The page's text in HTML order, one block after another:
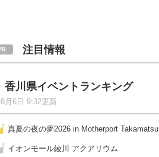
注目情報
香川県イベントランキング
8月6日 9:32更新
真夏の夜の夢2026 in Motherport Takamatsu
イオンモール綾川 アクアリウム